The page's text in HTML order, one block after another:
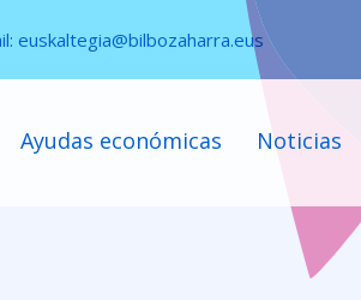
euskaltegia@bilbozaharra.eus
Ayudas económicas Noticias